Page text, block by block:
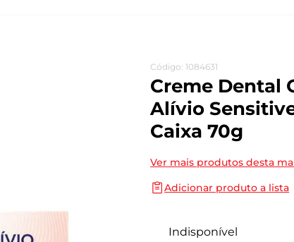
Código: 1084631
Creme Dental
Alívio
Caixa 70g
Ver mais produtos desta
Adicionar produto a lista
Indisponível